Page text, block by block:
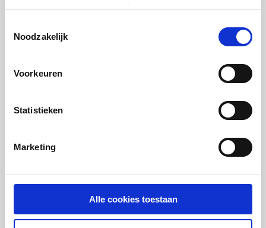
Hiermee passen wij en derden onze website, app,
We slaan je cookievoorkeur op in je browser.
Noodzakelijk
Voorkeuren
Statistieken
Marketing
Alle cookies toestaan
artikel: 7460395